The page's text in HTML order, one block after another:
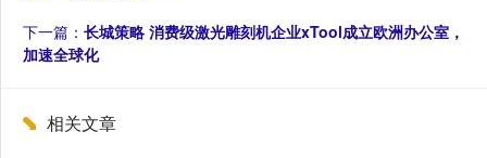
下一篇： 长城策略 消费级激光雕刻机企业xTool成立欧洲办公室，
加速全球化
相关文章